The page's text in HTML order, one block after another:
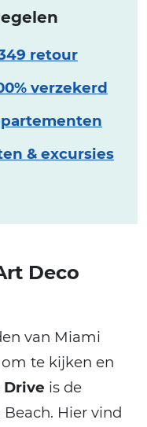
retour
verzekerd
& excursies
Deco
van Miami
te kijken en
Drive is de
Hier vind